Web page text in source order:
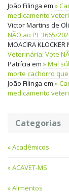
João Filinga em
medicamento
Victor Martins de
NÃO ao PL 3665/
MOACIRA KLOCKER
Veterinária: Vote
Patrícia em
Mal
morte cachorro
João Filinga em
medicamento
Categorias
Acadêmicos
ACAVET-MS
Alimentos